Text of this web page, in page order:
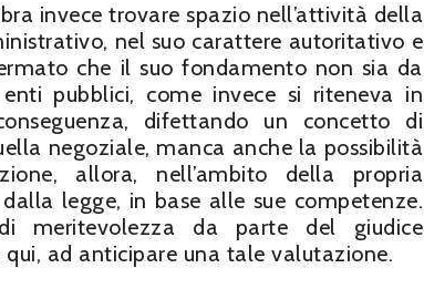
invece trovare spazio nell’attività della
nel suo carattere autoritativo e
che il suo fondamento non sia da
pubblici, come invece si riteneva in
difettando un concetto di
negoziale, manca anche la possibilità
allora, nell’ambito della propria
legge, in base alle sue competenze.
meritevolezza da parte del giudice
ad anticipare una tale valutazione.